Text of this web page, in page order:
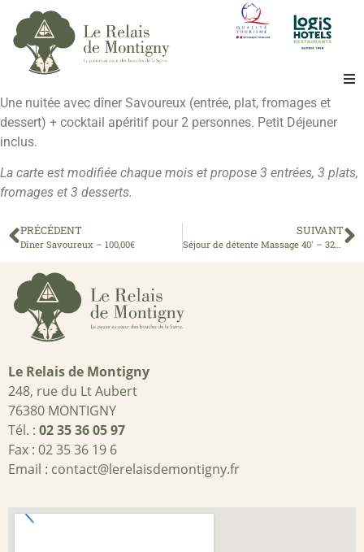
Bienvenue
Le restaurant
Le Bois
Séminaire
La région
Bons cadeaux
Contact
Une nuitée avec dîner Savoureux (entrée, plat, fromages et
dessert) + cocktail apéritif pour 2 personnes. Petit Déjeuner
inclus.
La carte est modifiée chaque mois et propose 3 entrées, 3 plats,
fromages et 3 desserts.
PRÉCÉDENT
Dîner Savoureux – 100,00€
SUIVANT
Séjour de détente Massage 40′ – 320,00 €
Le Relais de Montigny
248, rue du Lt Aubert
76380 MONTIGNY
Tél. : 02 35 36 05 97
Fax : 02 35 36 19 6
Email : contact@lerelaisdemontigny.fr